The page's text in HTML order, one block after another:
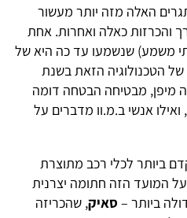
האלה מזה יותר מעשור
והכרזות כאלה ואחרות. אחת
משמע) שנשמעו עד כה היא של
הטכנולוגיה הזאת בשנת
מיפן, מבטיחה הבטחה דומה
עם תאריך יעד של שנת 2028, ואילו אנשי ב.מ.וו מדברים על
ביותר לכלי רכב מתוצרת
מסה הוא שנת 2025, ועל המועד הזה חתומה יצרנית
ביותר – סאיק, שהכריזה